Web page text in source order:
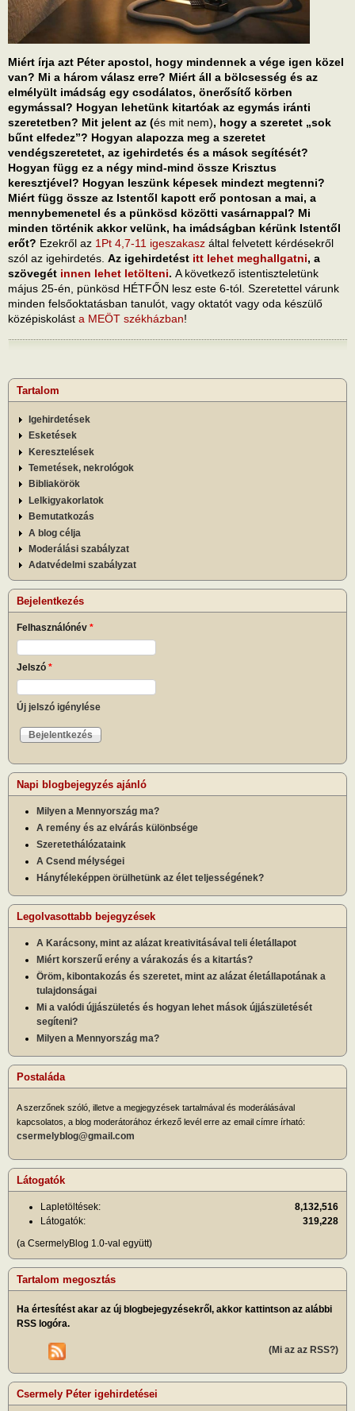
Miért írja azt Péter apostol, hogy mindennek a vége igen közel
van? Mi a három válasz erre? Miért áll a bölcsesség és az
elmélyült imádság egy csodálatos, önerősítő körben
egymással? Hogyan lehetünk kitartóak az egymás iránti
szeretetben? Mit jelent az (és mit nem), hogy a szeretet „sok
bűnt elfedez”? Hogyan alapozza meg a szeretet
vendégszeretetet, az igehirdetés és a mások segítését?
Hogyan függ ez a négy mind-mind össze Krisztus
keresztjével? Hogyan leszünk képesek mindezt megtenni?
Miért függ össze az Istentől kapott erő pontosan a mai, a
mennybemenetel és a pünkösd közötti vasárnappal? Mi
minden történik akkor velünk, ha imádságban kérünk Istentől
erőt? Ezekről az 1Pt 4,7-11 igeszakasz által felvetett kérdésekről
szól az igehirdetés. Az igehirdetést itt lehet meghallgatni, a
szövegét innen lehet letölteni. A következő istentiszteletünk
május 25-én, pünkösd HÉTFŐN lesz este 6-tól. Szeretettel várunk
minden felsőoktatásban tanulót, vagy oktatót vagy oda készülő
középiskolást a MEÖT székházban!
Tartalom
Igehirdetések
Esketések
Keresztelések
Temetések, nekrológok
Bibliakörök
Lelkigyakorlatok
Bemutatkozás
A blog célja
Moderálási szabályzat
Adatvédelmi szabályzat
Bejelentkezés
Felhasználónév *
Jelszó *
Új jelszó igénylése
Napi blogbejegyzés ajánló
Milyen a Mennyország ma?
A remény és az elvárás különbsége
Szeretethálózataink
A Csend mélységei
Hányféleképpen örülhetünk az élet teljességének?
Legolvasottabb bejegyzések
A Karácsony, mint az alázat kreativitásával teli életállapot
Miért korszerű erény a várakozás és a kitartás?
Öröm, kibontakozás és szeretet, mint az alázat életállapotának a
tulajdonságai
Mi a valódi újjászületés és hogyan lehet mások újjászületését
segíteni?
Milyen a Mennyország ma?
Postaláda
A szerzőnek szóló, illetve a megjegyzések tartalmával és moderálásával
kapcsolatos, a blog moderátorához érkező levél erre az email címre írható:
csermelyblog@gmail.com
Látogatók
Lapletöltések:
8,132,516
Látogatók:
319,228
(a CsermelyBlog 1.0-val együtt)
Tartalom megosztás
Ha értesítést akar az új blogbejegyzésekről, akkor kattintson az alábbi
RSS logóra.
(Mi az az RSS?)
Csermely Péter igehirdetései